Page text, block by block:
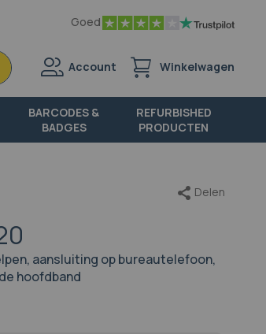
Goed
Zoek
Account Winkelwagen
BARCODES &
BADGES
REFURBISHED
PRODUCTEN
aansluiting op bureautelefoon,
hoofdband
Delen